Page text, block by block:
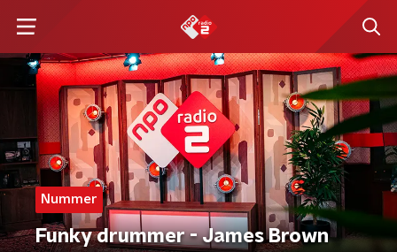
Nummer
Funky drummer - James Brown